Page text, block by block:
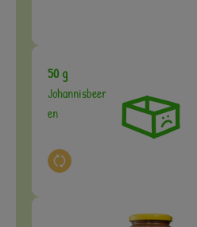
50 g
Johannisbeer
en
Auswahl ändern